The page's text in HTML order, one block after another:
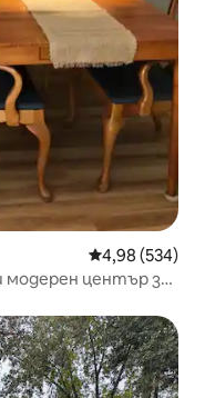
Средна
4,98 (534)
модерен център за